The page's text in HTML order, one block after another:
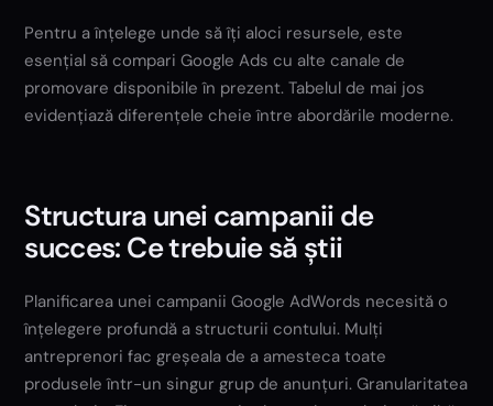
Pentru a înțelege unde să îți aloci resursele, este
esențial să compari Google Ads cu alte canale de
promovare disponibile în prezent. Tabelul de mai jos
evidențiază diferențele cheie între abordările moderne.
Structura unei campanii de
succes: Ce trebuie să știi
Planificarea unei campanii Google AdWords necesită o
înțelegere profundă a structurii contului. Mulți
antreprenori fac greșeala de a amesteca toate
produsele într-un singur grup de anunțuri. Granularitatea